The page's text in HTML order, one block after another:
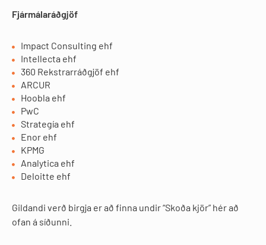
Fjármálaráðgjöf
Impact Consulting ehf
Intellecta ehf
360 Rekstrarráðgjöf ehf
ARCUR
Hoobla ehf
PwC
Strategía ehf
Enor ehf
KPMG
Analytica ehf
Deloitte ehf
Gildandi verð birgja er að finna undir “Skoða kjör” hér að
ofan á síðunni.